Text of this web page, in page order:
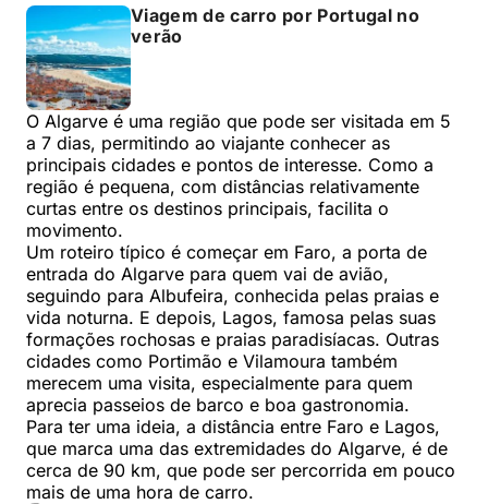
Viagem de carro por Portugal no
verão
O Algarve é uma região que pode ser visitada em 5
a 7 dias, permitindo ao viajante conhecer as
principais cidades e pontos de interesse. Como a
região é pequena, com distâncias relativamente
curtas entre os destinos principais, facilita o
movimento.
Um roteiro típico é começar em Faro, a porta de
entrada do Algarve para quem vai de avião,
seguindo para Albufeira, conhecida pelas praias e
vida noturna. E depois, Lagos, famosa pelas suas
formações rochosas e praias paradisíacas. Outras
cidades como Portimão e Vilamoura também
merecem uma visita, especialmente para quem
aprecia passeios de barco e boa gastronomia.
Para ter uma ideia, a distância entre Faro e Lagos,
que marca uma das extremidades do Algarve, é de
cerca de 90 km, que pode ser percorrida em pouco
mais de uma hora de carro.